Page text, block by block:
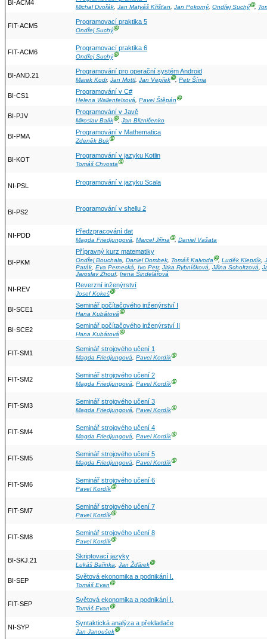
BI-ACM4
Michal Dvořák, Jan Matyáš Křišťan, Jan Pokorný, Ondřej SuchýⒼ,
FIT-ACM5
Programovací praktika 5
Ondřej SuchýⒼ
FIT-ACM6
Programovací praktika 6
Ondřej SuchýⒼ
BI-AND.21
Programování pro operační systém Android
Marek Kodr, Jan Mottl, Jan VepřekⒼ, Petr Šíma
BI-CS1
Programování v C#
Helena Wallenfelsová, Pavel ŠtěpánⒼ
BI-PJV
Programování v Javě
Miroslav BalíkⒼ, Jan Blizničenko
BI-PMA
Programování v Mathematica
Zdeněk BukⒼ
BI-KOT
Programování v jazyku Kotlin
Tomáš ChvostaⒼ
NI-PSL Programování v jazyku Scala
BI-PS2 Programování v shellu 2
NI-PDD
Předzpracování dat
Magda Friedjungová, Marcel JiřinaⒼ, Daniel Vašata
BI-PKM
Přípravný kurz matematiky
Ondřej Bouchala, Daniel Dombek, Tomáš KalvodaⒼ, Luděk Kleprlík,
Paták Eva Pernecká Ivo Petr, Jitka Rybníčková Jiřina Scholtzová
Jaroslav Zhouf, Irena Šindelářová
NI-REV
Reverzní inženýrství
Josef KokešⒼ
BI-SCE1
Seminář počítačového inženýrství I
Hana KubátováⒼ
BI-SCE2
Seminář počítačového inženýrství II
Hana KubátováⒼ
FIT-SM1
Seminář strojového učení 1
Magda Friedjungová, Pavel KordíkⒼ
FIT-SM2
Seminář strojového učení 2
Magda Friedjungová, Pavel KordíkⒼ
FIT-SM3
Seminář strojového učení 3
Magda Friedjungová, Pavel KordíkⒼ
FIT-SM4
Seminář strojového učení 4
Magda Friedjungová, Pavel KordíkⒼ
FIT-SM5
Seminář strojového učení 5
Magda Friedjungová, Pavel KordíkⒼ
FIT-SM6
Seminář strojového učení 6
Pavel KordíkⒼ
FIT-SM7
Seminář strojového učení 7
Pavel KordíkⒼ
FIT-SM8
Seminář strojového učení 8
Pavel KordíkⒼ
BI-SKJ.21
Skriptovací jazyky
Lukáš Bařinka, Jan ŽďárekⒼ
BI-SEP
Světová ekonomika a podnikání I.
Tomáš EvanⒼ
FIT-SEP
Světová ekonomika a podnikání I.
Tomáš EvanⒼ
NI-SYP
Syntaktická analýza a překladače
Jan JanoušekⒼ